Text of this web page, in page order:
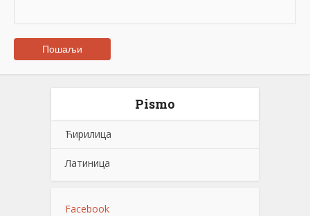
Pismo
Ћирилица
Латиница
Facebook